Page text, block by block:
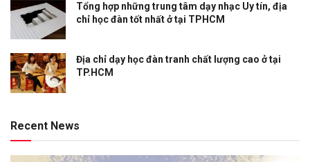
Tổng hợp những trung tâm dạy nhạc Uy tín, địa
chỉ học đàn tốt nhất ở tại TPHCM
Địa chỉ dạy học đàn tranh chất lượng cao ở tại
TP.HCM
Recent News